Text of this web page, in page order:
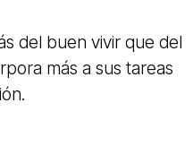
del buen vivir que del
más a sus tareas